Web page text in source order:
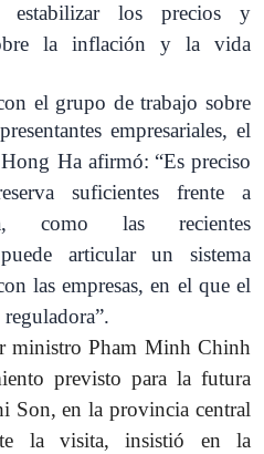
estabilizar los precios y
la inflación y la vida
el grupo de trabajo sobre
empresariales, el
Ha afirmó: “Es preciso
suficientes frente a
como las recientes
articular un sistema
las empresas, en el que el
ministro Pham Minh Chinh
previsto para la futura
Son, en la provincia central
la visita, insistió en la